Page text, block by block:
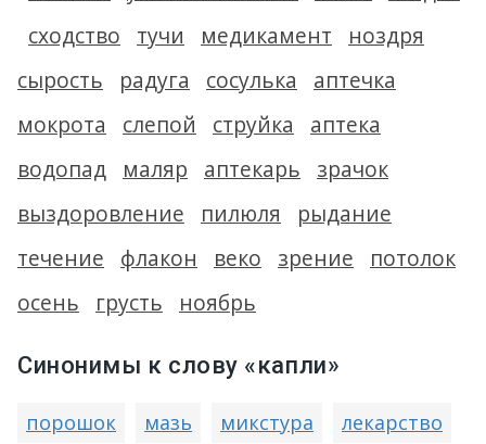
сходство
тучи медикамент
ноздря
сырость
радуга сосулька
аптечка
мокрота
слепой струйка
аптека
водопад
маляр аптекарь
зрачок
выздоровление
пилюля
рыдание
течение
флакон веко зрение
потолок
осень
грусть ноябрь
Синонимы к слову «капли»
порошок мазь микстура
лекарство